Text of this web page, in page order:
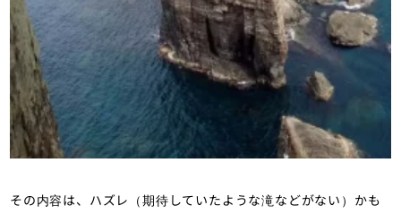
その内容は、ハズレ（期待していたような滝などがない）かも